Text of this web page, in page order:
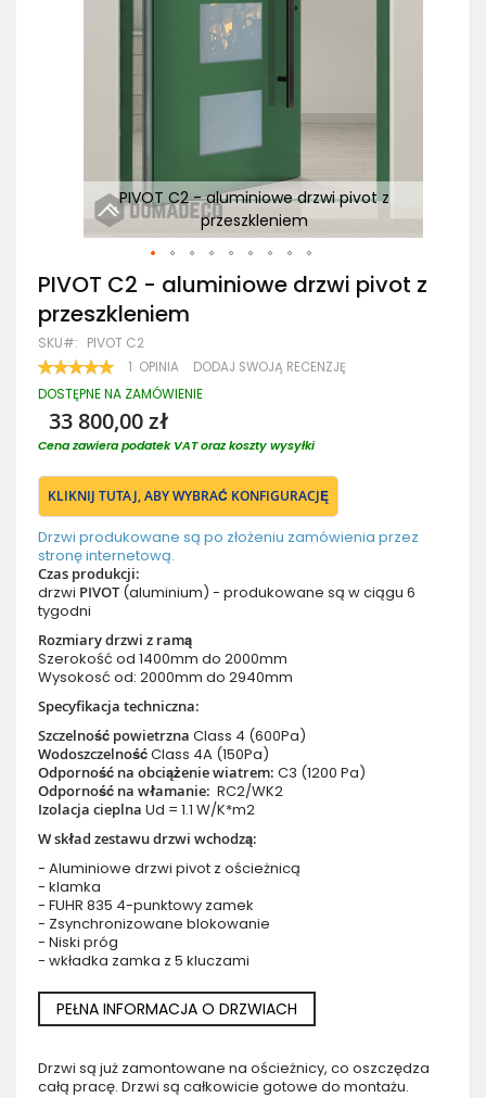
PIVOT C2 - aluminiowe drzwi pivot z
przeszkleniem
Przejdź
na
początek
galerii
PIVOT C2 - aluminiowe drzwi pivot z
przeszkleniem
SKU PIVOT C2
OCENA:
100 100
1 OPINIA DODAJ SWOJĄ RECENZJĘ
DOSTĘPNE NA ZAMÓWIENIE
33 800,00 zł
Cena zawiera podatek VAT oraz koszty wysyłki
KLIKNIJ TUTAJ, ABY WYBRAĆ KONFIGURACJĘ
Drzwi produkowane są po złożeniu zamówienia przez
stronę internetową.
Czas produkcji:
drzwi PIVOT(aluminium) - produkowane są w ciągu 6
tygodni
Rozmiary drzwi z ramą
Szerokość od 1400mm do 2000mm
Wysokosć od: 2000mm do 2940mm
Specyfikacja techniczna:
Szczelność powietrzna Class 4 (600Pa)
WodoszczelnośćClass 4A (150Pa)
Odporność na obciążenie wiatrem: C3 (1200 Pa)
Odporność na włamanie: RC2/WK2
Izolacja cieplna Ud = 1.1 W/K*m2
W skład zestawu drzwi wchodzą:
- Aluminiowe drzwi pivot z ościeżnicą
- klamka
- FUHR 835 4-punktowy zamek
- Zsynchronizowane blokowanie
- Niski próg
- wkładka zamka z 5 kluczami
PEŁNA INFORMACJA O DRZWIACH
Drzwi są już zamontowane na ościeżnicy, co oszczędza
całą pracę. Drzwi są całkowicie gotowe do montażu.